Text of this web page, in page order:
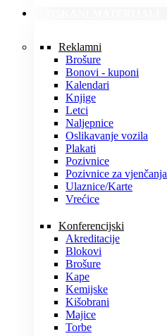
Reklamni
Brošure
Bonovi - kuponi
Kalendari
Knjige
Letci
Naljepnice
Oslikavanje vozila
Plakati
Pozivnice
Pozivnice za vjenčanja
Ulaznice/Karte
Vrećice
Konferencijski
Akreditacije
Blokovi
Brošure
Kape
Kemijske
Kišobrani
Majice
Torbe